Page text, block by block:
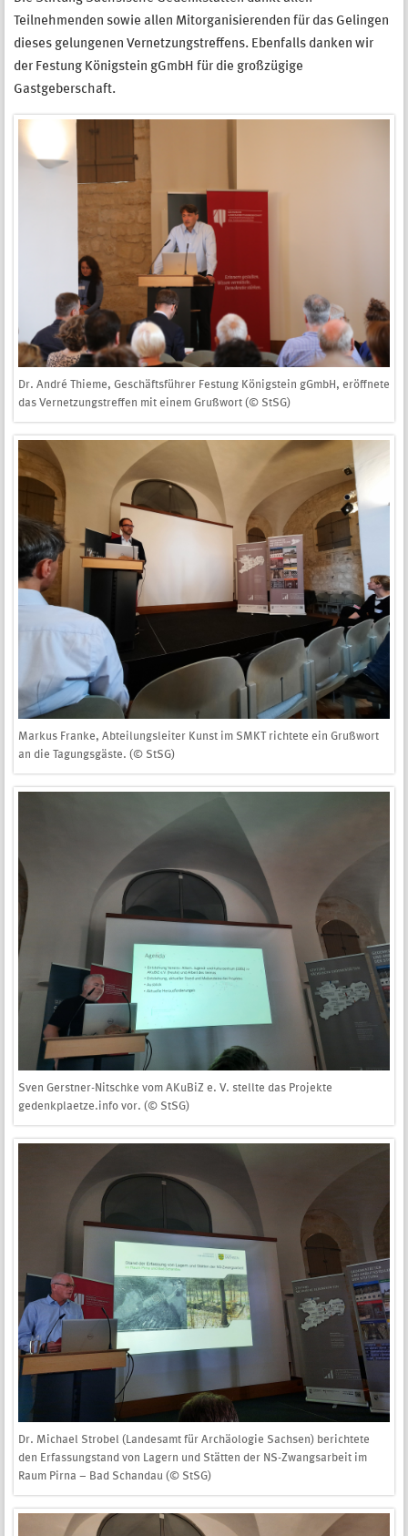
Teilnehmenden sowie allen Mitorganisierenden für das Gelingen
dieses gelungenen Vernetzungstreffens. Ebenfalls danken wir
der Festung Königstein gGmbH für die großzügige
Gastgeberschaft.
Dr. André Thieme, Geschäftsführer Festung Königstein gGmbH, eröffnete
das Vernetzungstreffen mit einem Grußwort (© StSG)
Markus Franke, Abteilungsleiter Kunst im SMKT richtete ein Grußwort
an die Tagungsgäste. (© StSG)
Sven Gerstner-Nitschke vom AKuBiZ e. V. stellte das Projekte
gedenkplaetze.info vor. (© StSG)
Dr. Michael Strobel (Landesamt für Archäologie Sachsen) berichtete
den Erfassungstand von Lagern und Stätten der NS-Zwangsarbeit im
Raum Pirna – Bad Schandau (© StSG)